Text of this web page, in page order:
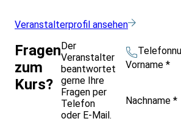
Veranstalterprofil ansehen
Fragen
zum
Kurs?
Der
Veranstalter
beantwortet
gerne Ihre
Fragen per
Telefon
oder E-Mail.
Vorname *
Nachname *